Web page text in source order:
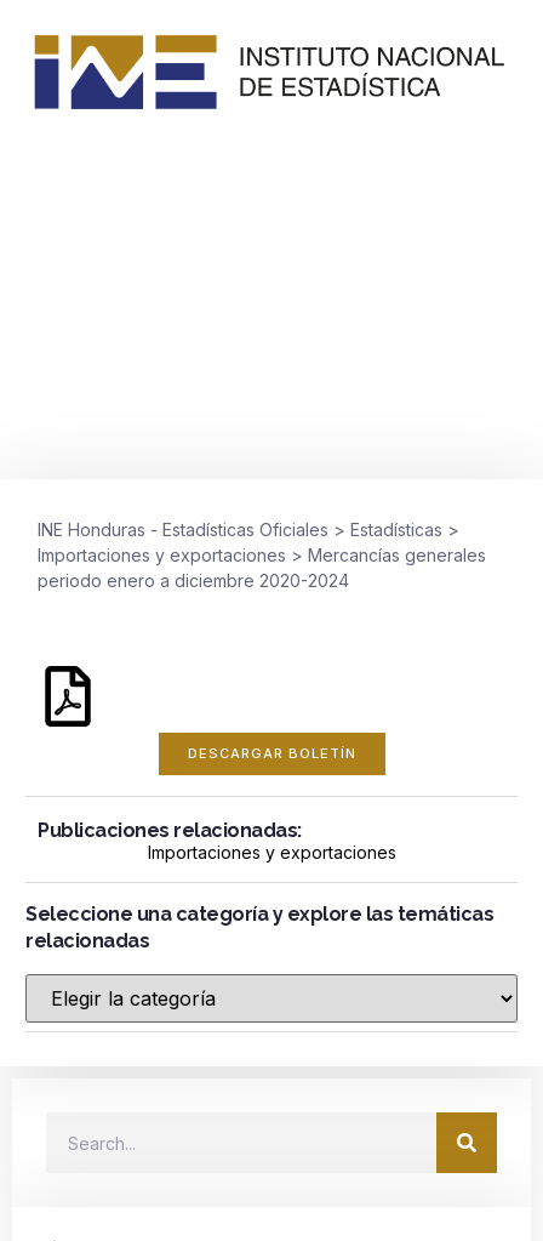
INE Honduras - Estadísticas Oficiales > Estadísticas >
Importaciones y exportaciones > Mercancías generales
periodo enero a diciembre 2020-2024
DESCARGAR BOLETÍN
Publicaciones relacionadas:
Importaciones y exportaciones
Seleccione una categoría y explore las temáticas
relacionadas